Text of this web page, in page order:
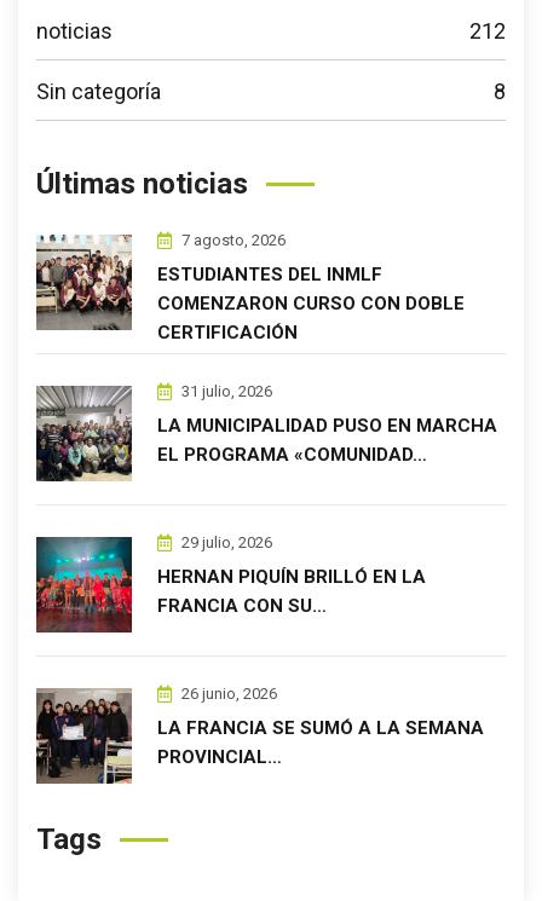
noticias 212
Sin categoría 8
Últimas noticias
7 agosto, 2026
ESTUDIANTES DEL INMLF
COMENZARON CURSO CON DOBLE
CERTIFICACIÓN
31 julio, 2026
LA MUNICIPALIDAD PUSO EN MARCHA
EL PROGRAMA «COMUNIDAD…
29 julio, 2026
HERNAN PIQUÍN BRILLÓ EN LA
FRANCIA CON SU…
26 junio, 2026
LA FRANCIA SE SUMÓ A LA SEMANA
PROVINCIAL…
Tags